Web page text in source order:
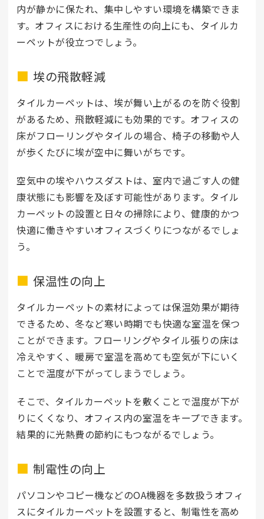
内が静かに保たれ、集中しやすい環境を構築できま
す。オフィスにおける生産性の向上にも、タイルカ
ーペットが役立つでしょう。
埃の飛散軽減
タイルカーペットは、埃が舞い上がるのを防ぐ役割
があるため、飛散軽減にも効果的です。オフィスの
床がフローリングやタイルの場合、椅子の移動や人
が歩くたびに埃が空中に舞いがちです。
空気中の埃やハウスダストは、室内で過ごす人の健
康状態にも影響を及ぼす可能性があります。タイル
カーペットの設置と日々の掃除により、健康的かつ
快適に働きやすいオフィスづくりにつながるでしょ
う。
保温性の向上
タイルカーペットの素材によっては保温効果が期待
できるため、冬など寒い時期でも快適な室温を保つ
ことができます。フローリングやタイル張りの床は
冷えやすく、暖房で室温を高めても空気が下にいく
ことで温度が下がってしまうでしょう。
そこで、タイルカーペットを敷くことで温度が下が
りにくくなり、オフィス内の室温をキープできます。
結果的に光熱費の節約にもつながるでしょう。
制電性の向上
パソコンやコピー機などのOA機器を多数扱うオフィ
スにタイルカーペットを設置すると、制電性を高め